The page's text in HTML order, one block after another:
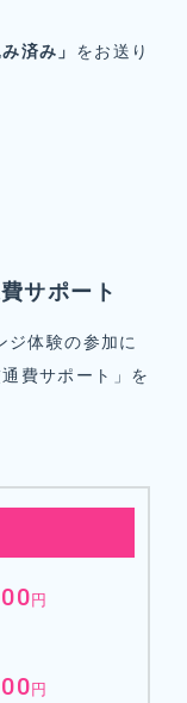
済み」 をお送り
サポート
体験の参加に
費サポート」を
円
円